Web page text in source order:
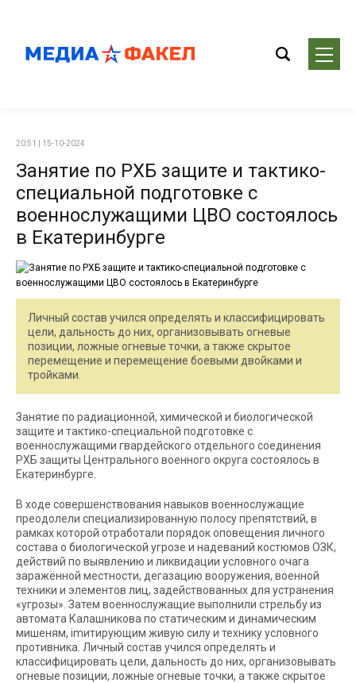
20:51 | 15-10-2024
Занятие по РХБ защите и тактико-
специальной подготовке с
военнослужащими ЦВО состоялось
в Екатеринбурге
Личный состав учился определять и классифицировать
цели, дальность до них, организовывать огневые
позиции, ложные огневые точки, а также скрытое
перемещение и перемещение боевыми двойками и
тройками.
Занятие по радиационной, химической и биологической
защите и тактико-специальной подготовке с
военнослужащими гвардейского отдельного соединения
РХБ защиты Центрального военного округа состоялось в
Екатеринбурге.
В ходе совершенствования навыков военнослужащие
преодолели специализированную полосу препятствий, в
рамках которой отработали порядок оповещения личного
состава о биологической угрозе и надеваний костюмов ОЗК,
действий по выявлению и ликвидации условного очага
заражённой местности, дегазацию вооружения, военной
техники и элементов лиц, задействованных для устранения
«угрозы». Затем военнослужащие выполнили стрельбу из
автомата Калашникова по статическим и динамическим
мишеням, imитирующим живую силу и технику условного
противника. Личный состав учился определять и
классифицировать цели, дальность до них, организовывать
огневые позиции, ложные огневые точки, а также скрытое